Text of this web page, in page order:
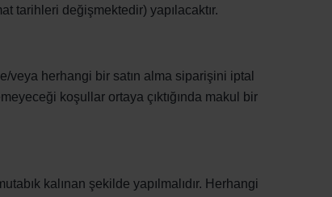
tarihleri değişmektedir) yapılacaktır.
veya herhangi bir satın alma siparişini iptal
koşullar ortaya çıktığında makul bir
kalınan şekilde yapılmalıdır. Herhangi